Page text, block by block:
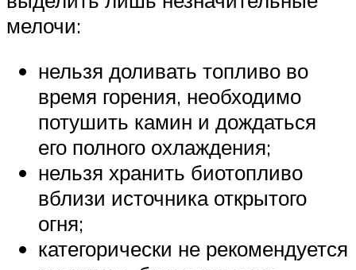
мелочи:
нельзя доливать топливо во
время горения, необходимо
потушить камин и дождаться
его полного охлаждения;
нельзя хранить биотопливо
вблизи источника открытого
огня;
категорически не рекомендуется